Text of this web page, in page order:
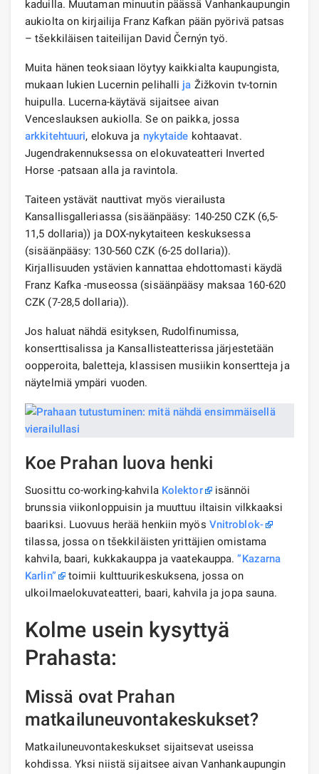
kaduilla. Muutaman minuutin päässä Vanhankaupungin
aukiolta on kirjailija Franz Kafkan pään pyörivä patsas
– tšekkiläisen taiteilijan David Černýn työ.
Muita hänen teoksiaan löytyy kaikkialta kaupungista,
mukaan lukien Lucernin pelihalli ja Žižkovin tv-tornin
huipulla. Lucerna-käytävä sijaitsee aivan
Venceslauksen aukiolla. Se on paikka, jossa
arkkitehtuuri, elokuva ja nykytaide kohtaavat.
Jugendrakennuksessa on elokuvateatteri Inverted
Horse -patsaan alla ja ravintola.
Taiteen ystävät nauttivat myös vierailusta
Kansallisgalleriassa (sisäänpääsy: 140-250 CZK (6,5-
11,5 dollaria)) ja DOX-nykytaiteen keskuksessa
(sisäänpääsy: 130-560 CZK (6-25 dollaria)).
Kirjallisuuden ystävien kannattaa ehdottomasti käydä
Franz Kafka -museossa (sisäänpääsy maksaa 160-620
CZK (7-28,5 dollaria)).
Jos haluat nähdä esityksen, Rudolfinumissa,
konserttisalissa ja Kansallisteatterissa järjestetään
oopperoita, baletteja, klassisen musiikin konsertteja ja
näytelmiä ympäri vuoden.
Koe Prahan luova henki
Suosittu co-working-kahvila Kolektor
isännöi
brunssia viikonloppuisin ja muuttuu iltaisin vilkkaaksi
baariksi. Luovuus herää henkiin myös Vnitroblok-
tilassa, jossa on tšekkiläisten yrittäjien omistama
kahvila, baari, kukkakauppa ja vaatekauppa.”Kazarna
Karlin”
toimii kulttuurikeskuksena, jossa on
ulkoilmaelokuvateatteri, baari, kahvila ja jopa sauna.
Kolme usein kysyttyä
Prahasta:
Missä ovat Prahan
matkailuneuvontakeskukset?
Matkailuneuvontakeskukset sijaitsevat useissa
kohdissa. Yksi niistä sijaitsee aivan Vanhankaupungin